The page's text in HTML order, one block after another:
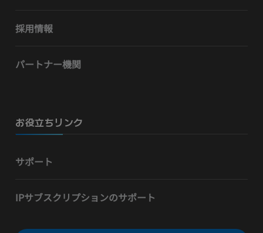
採用情報
パートナー機関
お役立ちリンク
サポート
IPサブスクリプションのサポート